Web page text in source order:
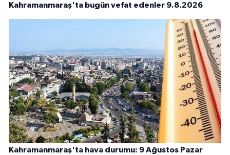
Kahramanmaraş'ta bugün vefat edenler 9.8.2026
Kahramanmaraş'ta hava durumu: 9 Ağustos Pazar